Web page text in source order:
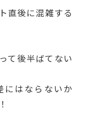
直後に混雑する
て後半ばてない
にはならないか